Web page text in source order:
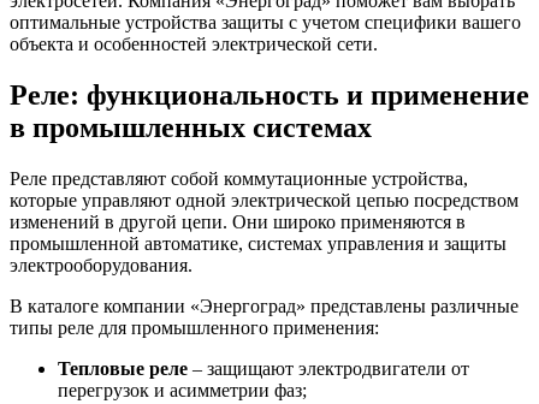
оптимальные устройства защиты с учетом специфики вашего
объекта и особенностей электрической сети.
Реле: функциональность и применение
в промышленных системах
Реле представляют собой коммутационные устройства,
которые управляют одной электрической цепью посредством
изменений в другой цепи. Они широко применяются в
промышленной автоматике, системах управления и защиты
электрооборудования.
В каталоге компании «Энергоград» представлены различные
типы реле для промышленного применения:
Тепловые реле – защищают электродвигатели от
перегрузок и асимметрии фаз;